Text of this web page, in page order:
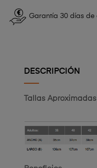
Garantía 30 días de
DESCRIPCIÓN
Tallas Aproximadas